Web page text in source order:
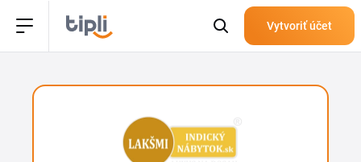
Vytvoriť účet